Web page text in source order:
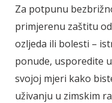
Za potpunu
primjerenu zaštitu
ozljeda ili bolesti –
ponude, usporedite
svojoj mjeri kako
uživanju u zimskim